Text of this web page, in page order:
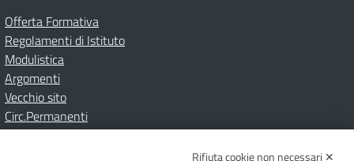
Offerta Formativa
Regolamenti di Istituto
Modulistica
Argomenti
Vecchio sito
Circ.Permanenti
Rifiuta cookie non necessari ✕